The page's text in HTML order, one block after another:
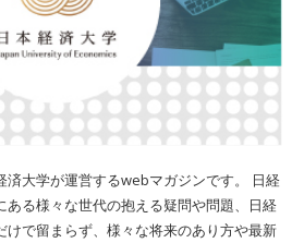
済大学が運営するwebマガジンです。 日経
ある様々な世代の抱える疑問や問題、日経
けで留まらず、様々な将来のあり方や最新